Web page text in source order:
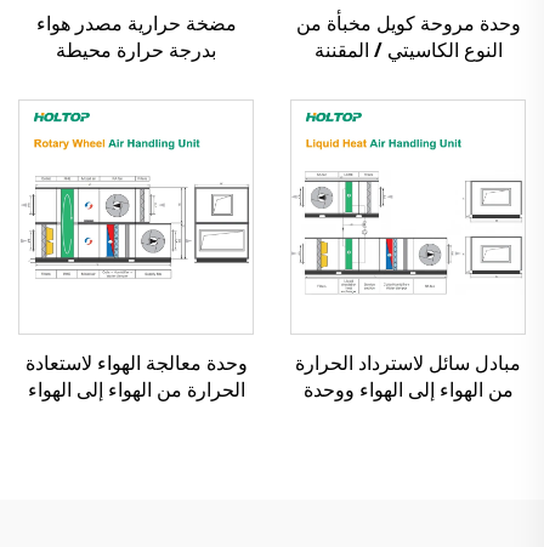
وحدة مروحة كويل مخبأة من
النوع الكاسيتي / المقننة
مضخة حرارية مصدر هواء
بدرجة حرارة محيطة
بالهواء
مبادل سائل لاسترداد الحرارة
من الهواء إلى الهواء ووحدة
وحدة معالجة الهواء لاستعادة
الحرارة من الهواء إلى الهواء